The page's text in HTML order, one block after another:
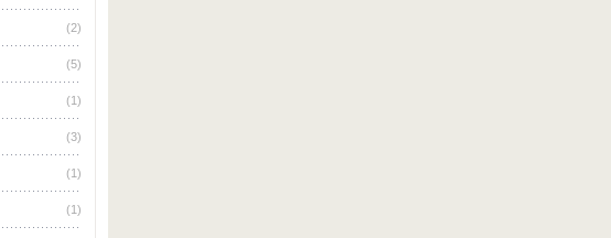
(2)
(5)
(1)
(3)
(1)
(1)